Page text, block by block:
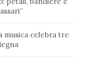
musica celebra tre